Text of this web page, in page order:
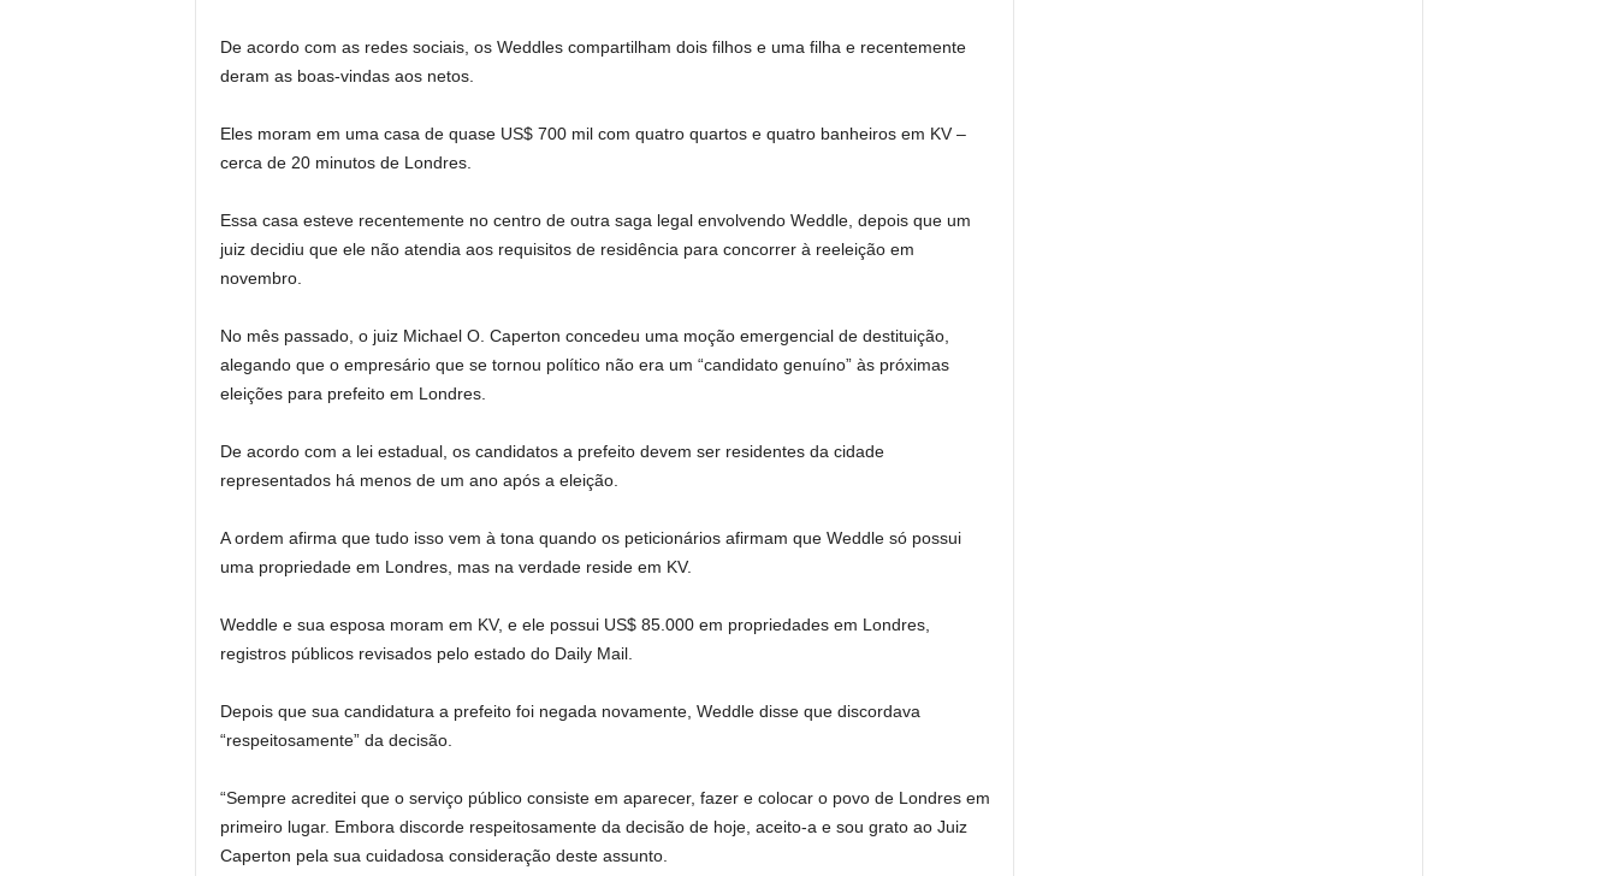
De acordo com as redes sociais, os Weddles compartilham dois filhos e uma filha e recentemente
deram as boas-vindas aos netos.
Eles moram em uma casa de quase US$ 700 mil com quatro quartos e quatro banheiros em KV –
cerca de 20 minutos de Londres.
Essa casa esteve recentemente no centro de outra saga legal envolvendo Weddle, depois que um
juiz decidiu que ele não atendia aos requisitos de residência para concorrer à reeleição em
novembro.
No mês passado, o juiz Michael O. Caperton concedeu uma moção emergencial de destituição,
alegando que o empresário que se tornou político não era um “candidato genuíno” às próximas
eleições para prefeito em Londres.
De acordo com a lei estadual, os candidatos a prefeito devem ser residentes da cidade
representados há menos de um ano após a eleição.
A ordem afirma que tudo isso vem à tona quando os peticionários afirmam que Weddle só possui
uma propriedade em Londres, mas na verdade reside em KV.
Weddle e sua esposa moram em KV, e ele possui US$ 85.000 em propriedades em Londres,
registros públicos revisados ​​pelo estado do Daily Mail.
Depois que sua candidatura a prefeito foi negada novamente, Weddle disse que discordava
“respeitosamente” da decisão.
“Sempre acreditei que o serviço público consiste em aparecer, fazer e colocar o povo de Londres em
primeiro lugar. Embora discorde respeitosamente da decisão de hoje, aceito-a e sou grato ao Juiz
Caperton pela sua cuidadosa consideração deste assunto.